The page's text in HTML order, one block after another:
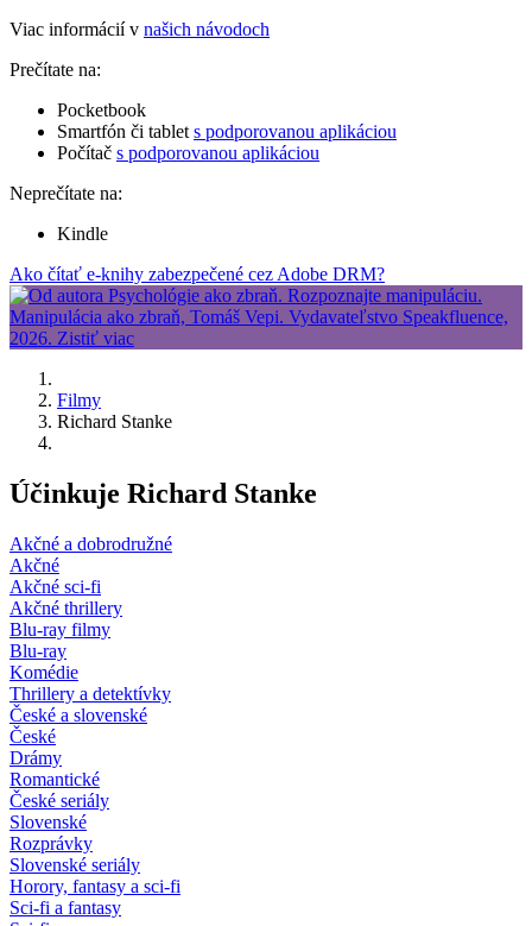
Viac informácií v našich návodoch
Prečítate na:
Pocketbook
Smartfón či tablet s podporovanou aplikáciou
Počítač s podporovanou aplikáciou
Neprečítate na:
Kindle
Ako čítať e-knihy zabezpečené cez Adobe DRM?
Filmy
Richard Stanke
Účinkuje Richard Stanke
Akčné a dobrodružné
Akčné
Akčné sci-fi
Akčné thrillery
Blu-ray filmy
Blu-ray
Komédie
Thrillery a detektívky
České a slovenské
České
Drámy
Romantické
České seriály
Slovenské
Rozprávky
Slovenské seriály
Horory, fantasy a sci-fi
Sci-fi a fantasy